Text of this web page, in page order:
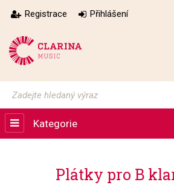
Registrace Přihlášení
Kategorie
Plátky pro B